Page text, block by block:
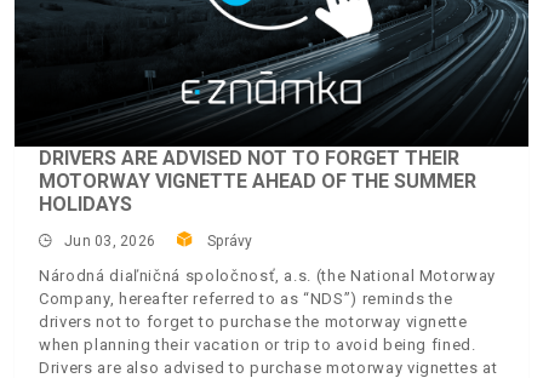
DRIVERS ARE ADVISED NOT TO FORGET THEIR
MOTORWAY VIGNETTE AHEAD OF THE SUMMER
HOLIDAYS
Jun 03, 2026 Správy
Národná diaľničná spoločnosť, a.s. (the National Motorway
Company, hereafter referred to as “NDS”) reminds the
drivers not to forget to purchase the motorway vignette
when planning their vacation or trip to avoid being fined.
Drivers are also advised to purchase motorway vignettes at